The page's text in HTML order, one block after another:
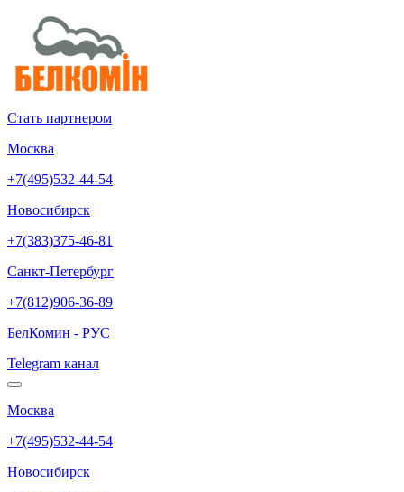
Стать партнером
Москва
+7(495)532-44-54
Новосибирск
+7(383)375-46-81
Санкт-Петербург
+7(812)906-36-89
БелКомин - РУС
Telegram канал
Москва
+7(495)532-44-54
Новосибирск